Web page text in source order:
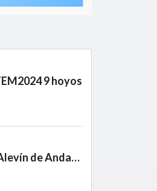
9 hoyos
Circuito Boy, Girl, Cadete, Infantil y Alevín de Andalucía